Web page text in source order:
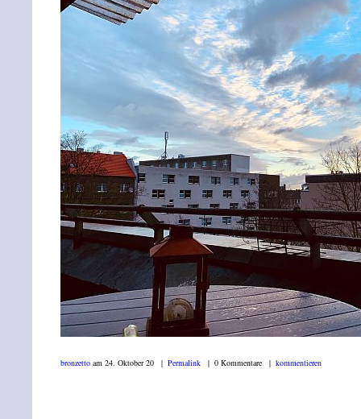
bronzetto am 24. Oktober 20 | Permalink | 0 Kommentare | kommentieren